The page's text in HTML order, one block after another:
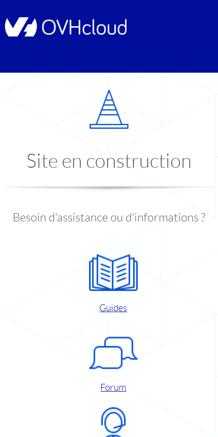
Site en construction
Besoin d'assistance ou d'informations ?
Guides
Forum